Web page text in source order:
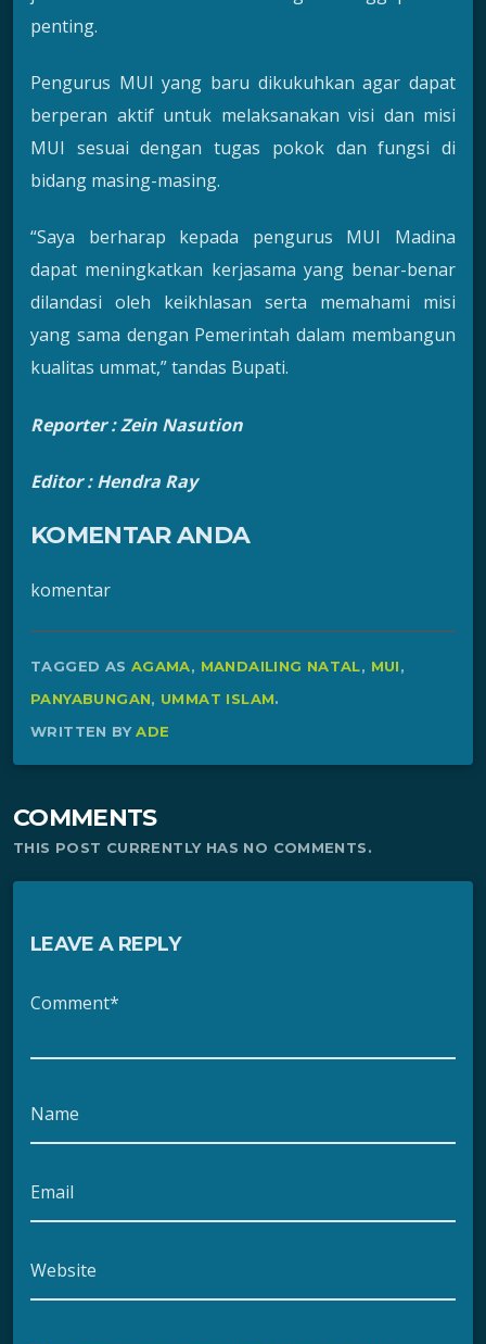
penting.
Pengurus MUI yang baru dikukuhkan agar dapat
berperan aktif untuk melaksanakan visi dan misi
MUI sesuai dengan tugas pokok dan fungsi di
bidang masing-masing.
“Saya berharap kepada pengurus MUI Madina
dapat meningkatkan kerjasama yang benar-benar
dilandasi oleh keikhlasan serta memahami misi
yang sama dengan Pemerintah dalam membangun
kualitas ummat,” tandas Bupati.
Reporter :Zein Nasution
Editor : Hendra Ray
KOMENTAR ANDA
komentar
TAGGED AS AGAMA, MANDAILING NATAL, MUI,
PANYABUNGAN, UMMAT ISLAM.
WRITTEN BYADE
COMMENTS
THIS POST CURRENTLY HAS NO COMMENTS.
LEAVE A REPLY
Comment*
Name
Email
Website